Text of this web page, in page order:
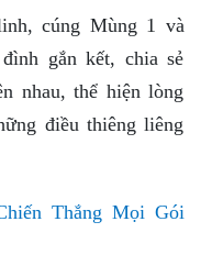
cúng Mùng 1 và
gắn kết, chia sẻ
nhau, thể hiện lòng
điều thiêng liêng